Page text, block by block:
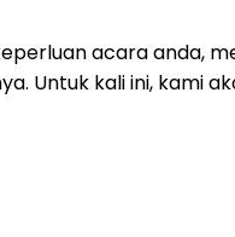
acara anda,
Untuk kali ini, kami